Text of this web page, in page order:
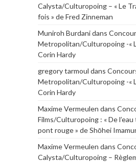
Calysta/Culturopoing – « Le
fois » de Fred Zinneman
Muniroh Burdanidans
Metropolitan/Culturopoing -«
Corin Hardy
gregory tarmoul dans
Metropolitan/Culturopoing -«
Corin Hardy
Maxime Vermeulen dans
Films/Culturopoing : « De
pont rouge » de Shōhei
Maxime Vermeulen dans
Calysta/Culturopoing –